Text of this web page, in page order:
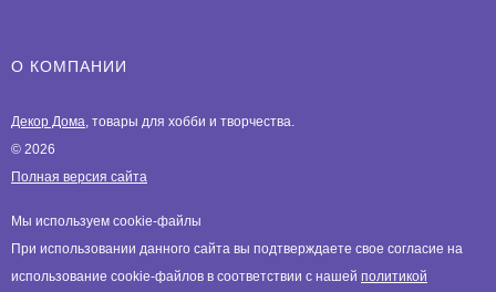
О КОМПАНИИ
Декор Дома, товары для хобби и творчества.
© 2026
Полная версия сайта
Мы используем cookie-файлы
При использовании данного сайта вы подтверждаете свое согласие на
использование cookie-файлов в соответствии с нашей политикой